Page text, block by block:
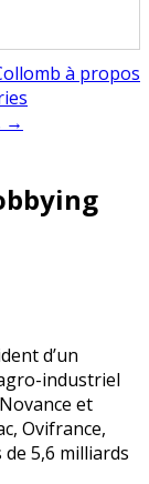
à propos
→
d’un
industriel
et
Ovifrance,
de 5,6 milliards